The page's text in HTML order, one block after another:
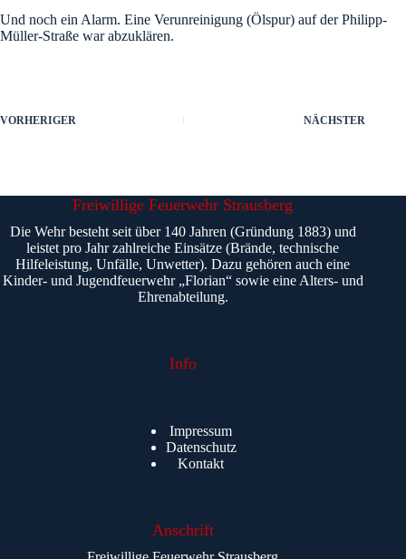
Und noch ein Alarm. Eine Verunreinigung (Ölspur) auf der Philipp-
Müller-Straße war abzuklären.
VORHERIGER NÄCHSTER
Freiwillige Feuerwehr Strausberg
Die Wehr besteht seit über 140 Jahren (Gründung 1883) und
leistet pro Jahr zahlreiche Einsätze (Brände, technische
Hilfeleistung, Unfälle, Unwetter). Dazu gehören auch eine
Kinder- und Jugendfeuerwehr „Florian“ sowie eine Alters- und
Ehrenabteilung.
Info
Impressum
Datenschutz
Kontakt
Anschrift